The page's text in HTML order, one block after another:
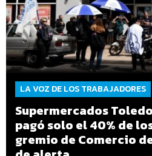
LA VOZ DE LOS TRABAJADORES
Supermercados
pagó solo el 40% de
gremio de Comercio